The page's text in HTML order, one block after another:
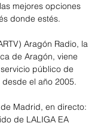
mejores opciones
donde estés.
Aragón Radio, la
de Aragón, viene
público de
el año 2005.
Madrid, en directo:
de LALIGA EA